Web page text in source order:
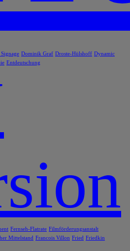
Dominik Graf Droste-Hülshoff Dynamic
Entdeutschung
Fernseh-Flatrate Filmförderungsanstalt
Mittelstand Francois Villon Fried Friedkin